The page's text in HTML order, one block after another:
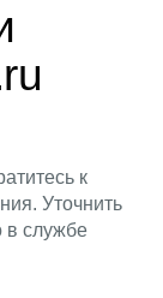
к
Уточнить
в службе